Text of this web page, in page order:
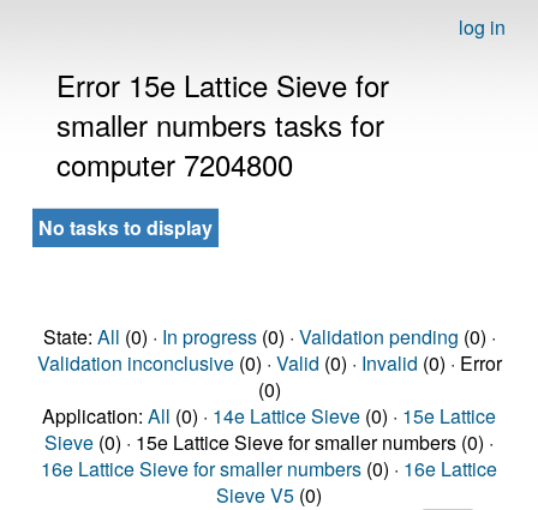
log in
Error 15e Lattice Sieve for
smaller numbers tasks for
computer 7204800
No tasks to display
State: All (0) · In progress(0) · Validation pending (0) ·
Validation inconclusive(0) · Valid (0) · Invalid (0) · Error
(0)
Application: All (0) · 14e Lattice Sieve (0) · 15e Lattice
Sieve (0) · 15e Lattice Sieve for smaller numbers (0) ·
16e Lattice Sieve for smaller numbers (0) · 16e Lattice
Sieve V5 (0)